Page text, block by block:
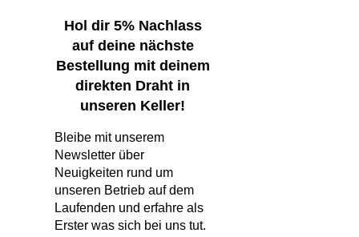
Hol dir 5% Nachlass
auf deine nächste
Bestellung mit deinem
direkten Draht in
unseren Keller!
Bleibe mit unserem
Newsletter über
Neuigkeiten rund um
unseren Betrieb auf dem
Laufenden und erfahre als
Erster was sich bei uns tut.